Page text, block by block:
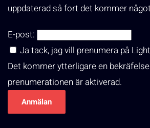
uppdaterad så fort det kommer
E-post:
Ja tack, jag vill prenumera på
Det kommer ytterligare en
prenumerationen är aktiverad.